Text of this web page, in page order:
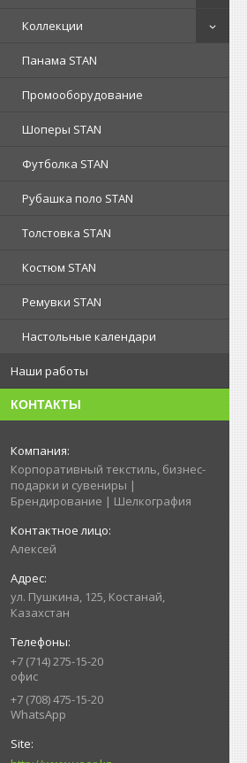
Коллекции
Панама STAN
Промооборудование
Шоперы STAN
Футболка STAN
Рубашка поло STAN
Толстовка STAN
Костюм STAN
Ремувки STAN
Настольные календари
Наши работы
КОНТАКТЫ
Корпоративный текстиль, бизнес-
подарки и сувениры |
Брендирование | Шелкография
Алексей
ул. Пушкина, 125, Костанай,
Казахстан
+7 (714) 275-15-20
офис
+7 (708) 475-15-20
WhatsApp